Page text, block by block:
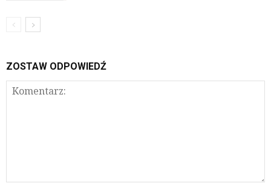
ZOSTAW ODPOWIEDŹ